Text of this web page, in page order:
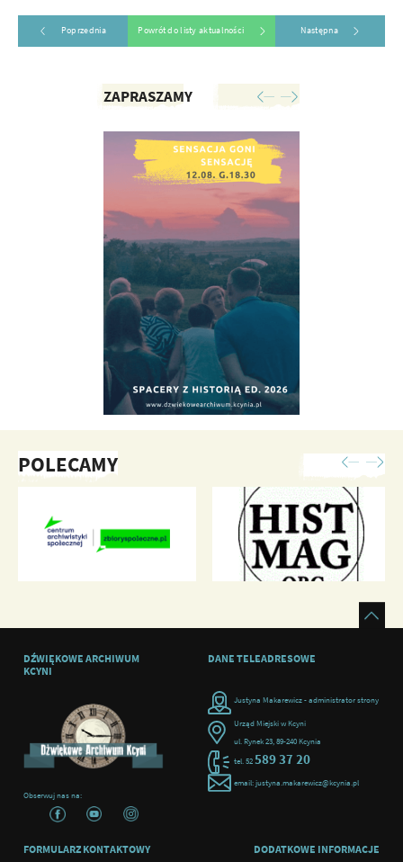
Poprzednia Powrót do listy aktualności Następna
ZAPRASZAMY
POLECAMY
DŹWIĘKOWE ARCHIWUM
KCYNI
Obserwuj nas na:
DANE TELEADRESOWE
Justyna Makarewicz - administrator strony
Urząd Miejski w Kcyni
ul. Rynek 23, 89-240 Kcynia
tel. 52589 37 20
email: justyna.makarewicz@kcynia.pl
FORMULARZ KONTAKTOWY DODATKOWE INFORMACJE